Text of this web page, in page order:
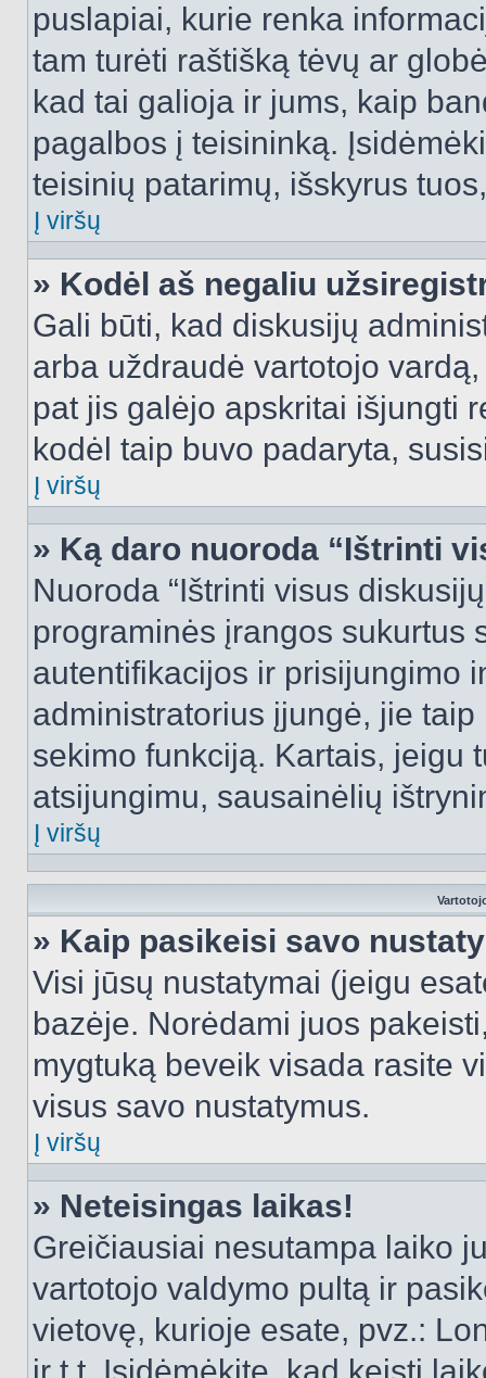
puslapiai, kurie renka
tam turėti raštišką tėvų ar
kad tai galioja ir jums, kaip
pagalbos į teisininką.
teisinių patarimų, išskyrus
Į viršų
» Kodėl aš negaliu
Gali būti, kad diskusijų
arba uždraudė vartotojo
pat jis galėjo apskritai išjungti
kodėl taip buvo padaryta,
Į viršų
» Ką daro nuoroda “Ištrinti
Nuoroda “Ištrinti visus
programinės įrangos sukurtus
autentifikacijos ir prisijungimo
administratorius įjungė, jie
sekimo funkciją. Kartais, jeigu
atsijungimu, sausainėlių
Į viršų
» Kaip pasikeisi savo
Visi jūsų nustatymai (jeigu
bazėje. Norėdami juos
mygtuką beveik visada rasite
visus savo nustatymus.
Į viršų
» Neteisingas laikas!
Greičiausiai nesutampa laiko
vartotojo valdymo pultą ir
vietovę, kurioje esate, pvz.: